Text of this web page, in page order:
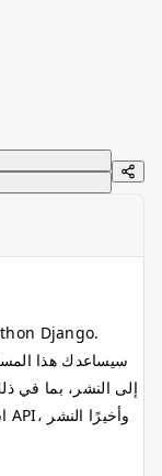
سيساعدك هذا
إلى النشر، بما في